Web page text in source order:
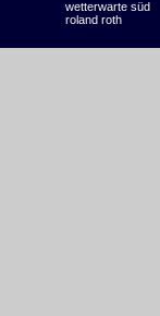
wetterwarte süd
roland roth